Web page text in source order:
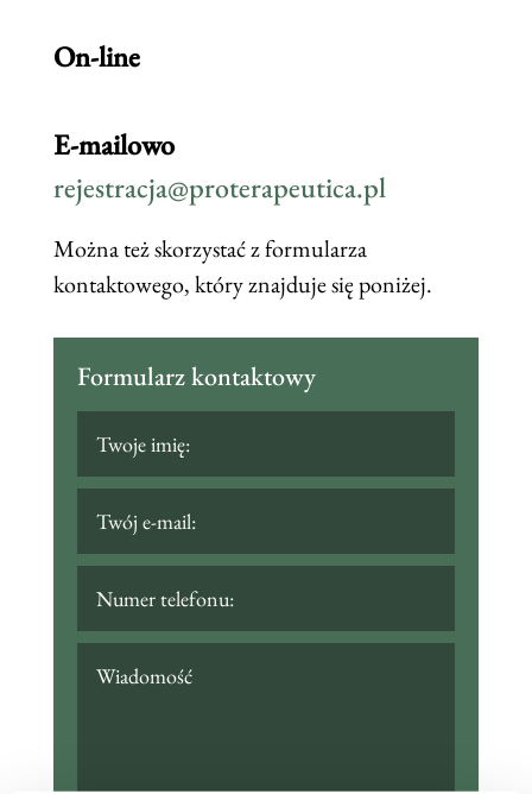
On-line
E-mailowo
rejestracja@proterapeutica.pl
Można też skorzystać z formularza
kontaktowego, który znajduje się poniżej.
Formularz kontaktowy